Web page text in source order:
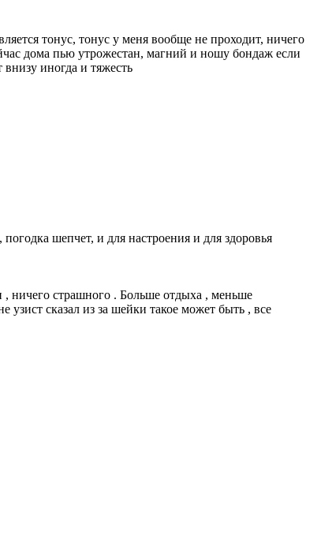
тонус, тонус у меня вообще не проходит, ничего
дома пью утрожестан, магний и ношу бондаж если
иногда и тяжесть
шепчет, и для настроения и для здоровья
, ничего страшного . Больше отдыха , меньше
сказал из за шейки такое может быть , все